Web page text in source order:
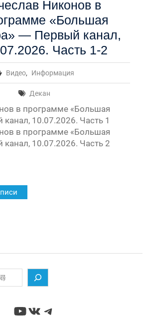
Никонов в
«Большая
— Первый канал,
Часть 1-2
Видео, Информация
Декан
в программе «Большая
10.07.2026. Часть 1
в программе «Большая
канал, 10.07.2026. Часть 2
YouTube
ВКонтакте
Telegram